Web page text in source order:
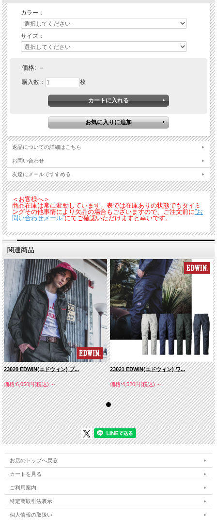
素材：綿６０％・
ポリエステル４０％
カラー：
サイズ：
価格: －
購入数： 枚
返品についての詳細はこちら
お問い合わせ
友達にメールですすめる
＜お客様へ＞
商品在庫は常に変動しています。表では在庫ありの状態でもタイミ
ングその他事情により欠品の場合もございますので、ご注文前に”お
問い合わせメール”にてご確認いただけますと幸いです。
関連商品
23020 EDWIN(エドウィン) ブ...
価格:6,050円(税込)～
23021 EDWIN(エドウィン) ワ...
価格:4,520円(税込)～
お店のトップへ戻る
カートを見る
ご利用案内
特定商取引法表示
個人情報の取扱い